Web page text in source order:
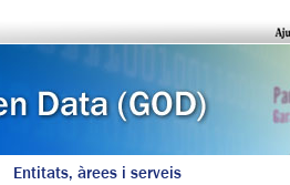
Entitats, àrees i serveis